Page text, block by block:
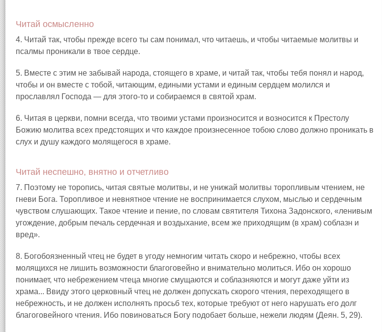
Читай осмысленно
4. Читай так, чтобы прежде всего ты сам понимал, что читаешь, и чтобы читаемые молитвы и
псалмы проникали в твое сердце.
5. Вместе с этим не забывай народа, стоящего в храме, и читай так, чтобы тебя понял и народ,
чтобы и он вместе с тобой, читающим, едиными устами и единым сердцем молился и
прославлял Господа — для этого-то и собираемся в святой храм.
6. Читая в церкви, помни всегда, что твоими устами произносится и возносится к Престолу
Божию молитва всех предстоящих и что каждое произнесенное тобою слово должно проникать в
слух и душу каждого молящегося в храме.
Читай неспешно, внятно и отчетливо
7. Поэтому не торопись, читая святые молитвы, и не унижай молитвы торопливым чтением, не
гневи Бога. Торопливое и невнятное чтение не воспринимается слухом, мыслью и сердечным
чувством слушающих. Такое чтение и пение, по словам святителя Тихона Задонского, «ленивым
угождение, добрым печаль сердечная и воздыхание, всем же приходящим (в храм) соблазн и
вред».
8. Богобоязненный чтец не будет в угоду немногим читать скоро и небрежно, чтобы всех
молящихся не лишить возможности благоговейно и внимательно молиться. Ибо он хорошо
понимает, что небрежением чтеца многие смущаются и соблазняются и могут даже уйти из
храма... Ввиду этого церковный чтец не должен допускать скорого чтения, переходящего в
небрежность, и не должен исполнять просьб тех, которые требуют от него нарушать его долг
благоговейного чтения. Ибо повиноваться Богу подобает больше, нежели людям (Деян. 5, 29).